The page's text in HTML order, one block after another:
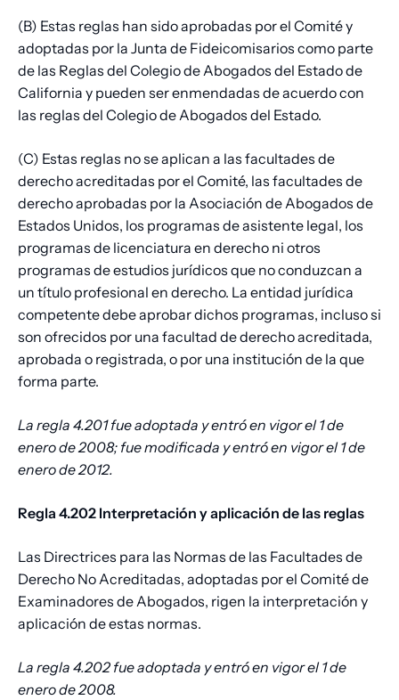
(B) Estas reglas han sido aprobadas por el Comité y
adoptadas por la Junta de Fideicomisarios como parte
de las Reglas del Colegio de Abogados del Estado de
California y pueden ser enmendadas de acuerdo con
las reglas del Colegio de Abogados del Estado.
(C) Estas reglas no se aplican a las facultades de
derecho acreditadas por el Comité, las facultades de
derecho aprobadas por la Asociación de Abogados de
Estados Unidos, los programas de asistente legal, los
programas de licenciatura en derecho ni otros
programas de estudios jurídicos que no conduzcan a
un título profesional en derecho. La entidad jurídica
competente debe aprobar dichos programas, incluso si
son ofrecidos por una facultad de derecho acreditada,
aprobada o registrada, o por una institución de la que
forma parte.
La regla 4.201 fue adoptada y entró en vigor el 1 de
enero de 2008; fue modificada y entró en vigor el 1 de
enero de 2012.
Regla 4.202 Interpretación y aplicación de las reglas
Las Directrices para las Normas de las Facultades de
Derecho No Acreditadas, adoptadas por el Comité de
Examinadores de Abogados, rigen la interpretación y
aplicación de estas normas.
La regla 4.202 fue adoptada y entró en vigor el 1 de
enero de 2008.